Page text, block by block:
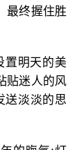
最终握住胜
置明天的美
贴迷人的风
送淡淡的思